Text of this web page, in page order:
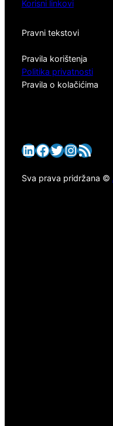
Korisni linkovi
Pravni tekstovi
Pravila korištenja
Politika privatnosti
Pravila o kolačićima
LinkedIn
Facebook
Twitter
RSS Feed
Sva prava pridržana ©